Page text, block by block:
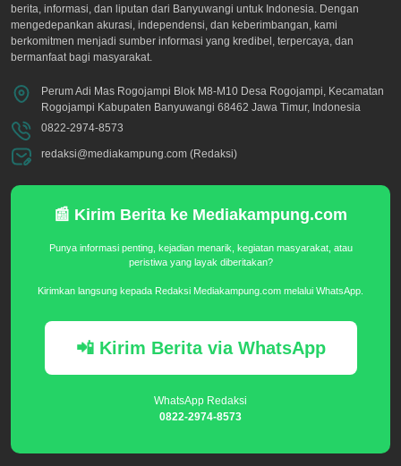
berita, informasi, dan liputan dari Banyuwangi untuk Indonesia. Dengan
mengedepankan akurasi, independensi, dan keberimbangan, kami
berkomitmen menjadi sumber informasi yang kredibel, terpercaya, dan
bermanfaat bagi masyarakat.
Perum Adi Mas Rogojampi Blok M8-M10 Desa Rogojampi, Kecamatan
Rogojampi Kabupaten Banyuwangi 68462 Jawa Timur, Indonesia
0822-2974-8573
redaksi@mediakampung.com (Redaksi)
📰 Kirim Berita ke Mediakampung.com
Punya informasi penting, kejadian menarik, kegiatan masyarakat, atau
peristiwa yang layak diberitakan?
Kirimkan langsung kepada Redaksi Mediakampung.com melalui WhatsApp.
📲 Kirim Berita via WhatsApp
WhatsApp Redaksi
0822-2974-8573